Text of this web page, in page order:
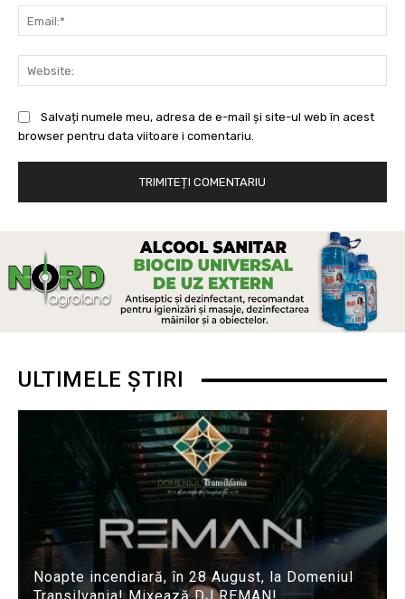
Salvați numele meu, adresa de e-mail și site-ul web în acest
browser pentru data viitoare i comentariu.
ULTIMELE ȘTIRI
Noapte incendiară, în 28 August, la Domeniul